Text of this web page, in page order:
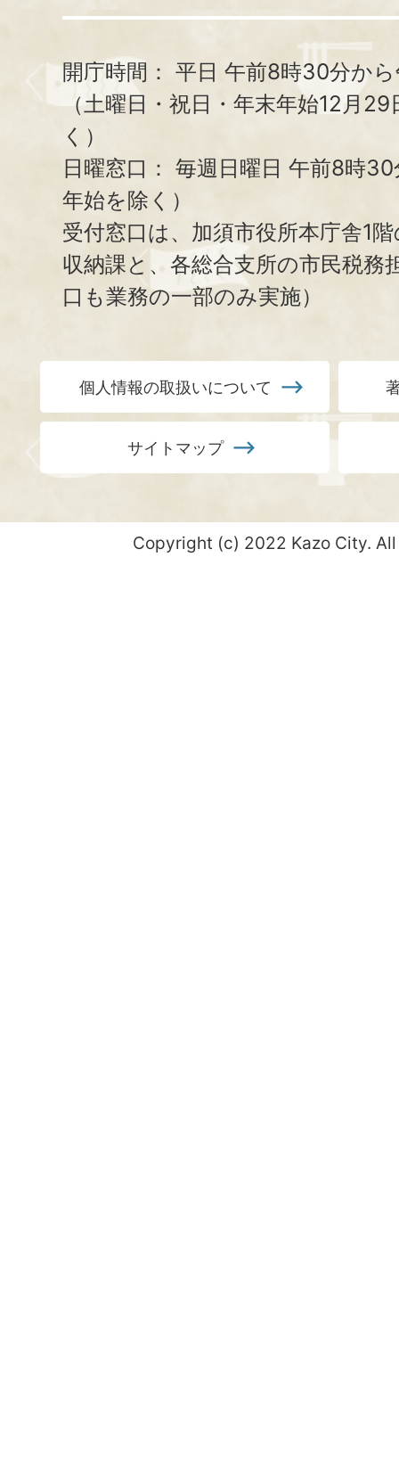
開庁時間： 平日 午前8時30分か
（土曜日・祝日・年末年始12月
く）
日曜窓口： 毎週日曜日 午前8時
年始を除く）
受付窓口は、加須市役所本庁舎1
収納課と、 各総合支所の市民税務
口も業務の一部のみ実施）
個人情報の取扱いについて
サイトマップ
Copyright (c) 2022 Kazo City.